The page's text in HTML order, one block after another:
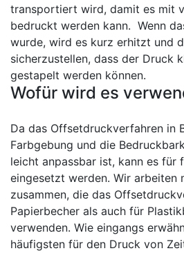
transportiert wird, damit es mit
bedruckt werden kann. Wenn
wurde, wird es kurz erhitzt und
sicherzustellen, dass der Druck
gestapelt werden können.
Wofür wird es
Da das Offsetdruckverfahren in
Farbgebung und die
leicht anpassbar ist, kann es für
eingesetzt werden. Wir arbeiten
zusammen, die das
Papierbecher als auch für
verwenden. Wie eingangs
häufigsten für den Druck von